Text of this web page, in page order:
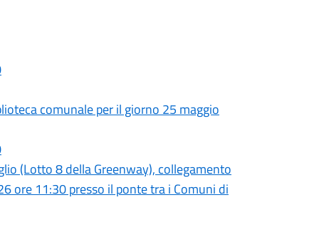
comunale per il giorno 25 maggio
(Lotto 8 della Greenway), collegamento
ore 11:30 presso il ponte tra i Comuni di